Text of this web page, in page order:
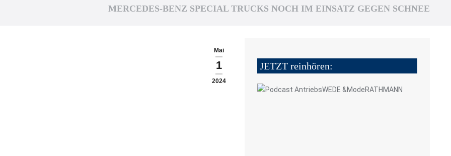
MERCEDES-BENZ SPECIAL TRUCKS NOCH IM EINSATZ GEGEN SCHNEE
Mai
1
2024
JETZT reinhören: